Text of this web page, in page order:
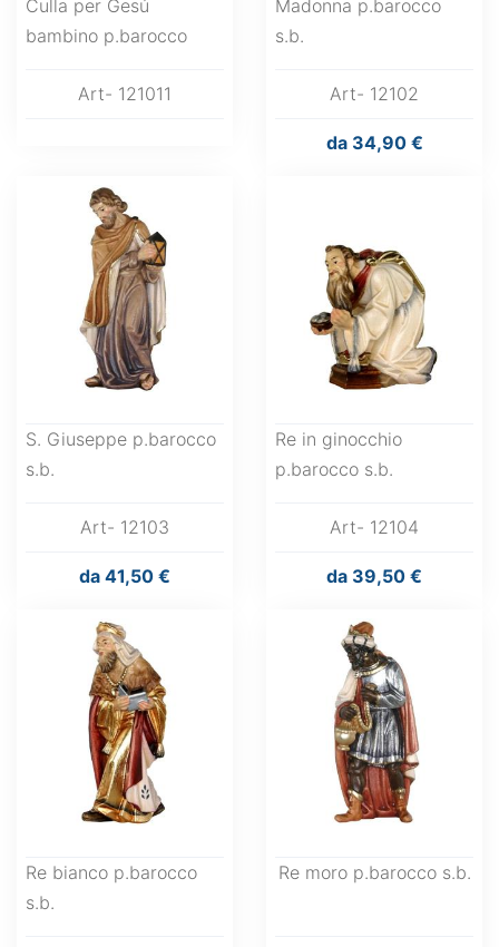
Culla per Gesú
bambino p.barocco
Art- 121011
Madonna p.barocco
s.b.
Art- 12102
da34,90 €
S. Giuseppe p.barocco
s.b.
Art- 12103
da 41,50 €
Re in ginocchio
p.barocco s.b.
Art- 12104
da 39,50 €
Re bianco p.barocco
s.b.
Re moro p.barocco s.b.